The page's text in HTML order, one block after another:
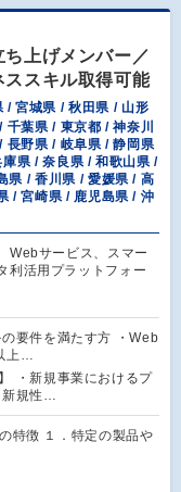
上げメンバー／
スキル取得可能
/ 宮城県 / 秋田県 / 山形
葉県 / 東京都 / 神奈川
長野県 / 岐阜県 / 静岡県
県 / 奈良県 / 和歌山県 /
県 / 香川県 / 愛媛県 / 高
/ 宮崎県 / 鹿児島県 / 沖
Webサービス、スマー
利活用プラットフォー
の要件を満たす方 ・Web
上…
・新規事業におけるプ
新規性…
特徴 １．特定の製品や